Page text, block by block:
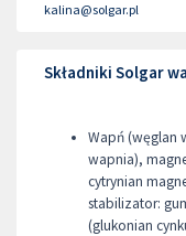
kalina@solgar.pl
Składniki Solgar
Wapń (węglan
wapnia),
cytrynian
stabilizator:
(glukonian